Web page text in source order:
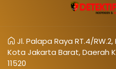
Jl. Palapa Raya RT.4/
Kota Jakarta Barat, Daerah
11520